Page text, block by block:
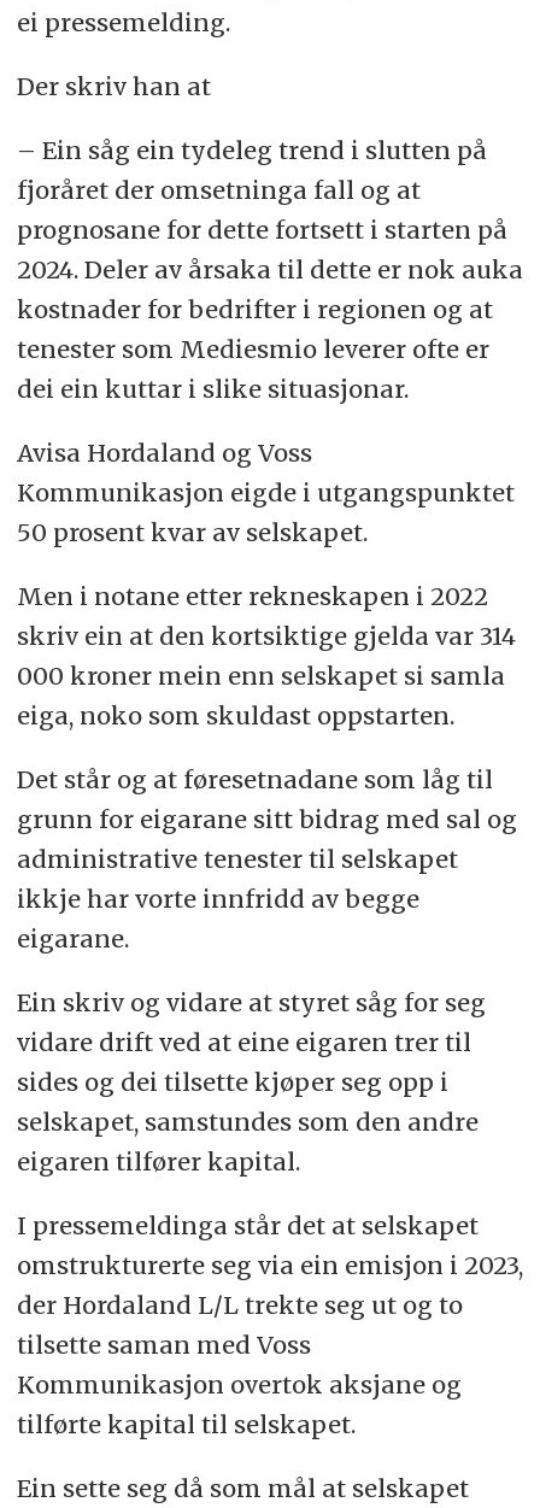
ei pressemelding.
Der skriv han at
– Ein såg ein tydeleg trend i slutten på
fjoråret der omsetninga fall og at
prognosane for dette fortsett i starten på
2024. Deler av årsaka til dette er nok auka
kostnader for bedrifter i regionen og at
tenester som Mediesmio leverer ofte er
dei ein kuttar i slike situasjonar.
Avisa Hordaland og Voss
Kommunikasjon eigde i utgangspunktet
50 prosent kvar av selskapet.
Men i notane etter rekneskapen i 2022
skriv ein at den kortsiktige gjelda var 314
000 kroner mein enn selskapet si samla
eiga, noko som skuldast oppstarten.
Det står og at føresetnadane som låg til
grunn for eigarane sitt bidrag med sal og
administrative tenester til selskapet
ikkje har vorte innfridd av begge
eigarane.
Ein skriv og vidare at styret såg for seg
vidare drift ved at eine eigaren trer til
sides og dei tilsette kjøper seg opp i
selskapet, samstundes som den andre
eigaren tilfører kapital.
I pressemeldinga står det at selskapet
omstrukturerte seg via ein emisjon i 2023,
der Hordaland L/L trekte seg ut og to
tilsette saman med Voss
Kommunikasjon overtok aksjane og
tilførte kapital til selskapet.
Ein sette seg då som mål at selskapet